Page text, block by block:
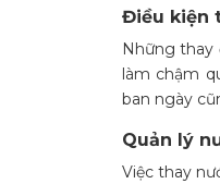
Điều kiện
Những
làm chậm
ban ngày
Quản lý
Việc thay